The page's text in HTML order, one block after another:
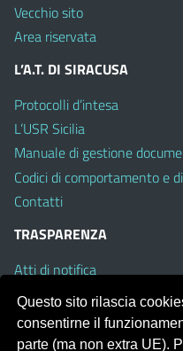
Vecchio sito
Area riservata
L’A.T. DI SIRACUSA
Protocolli d’intesa
L’USR Sicilia
Manuale di gestione
Codici di comportamento e
Contatti
TRASPARENZA
Atti di notifica
Albo on line
Amministrazione
Obiettivi di Accessibilità
Questo sito rilascia
consentirne il
parte (ma non extra UE).